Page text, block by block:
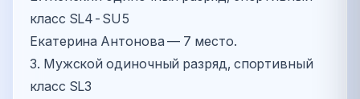
класс SL4-SU5
Екатерина Антонова — 7 место.
3. Мужской одиночный разряд, спортивный
класс SL3